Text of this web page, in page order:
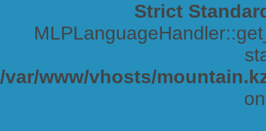
Strict
/var/www/vhosts/